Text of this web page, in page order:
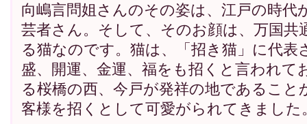
向嶋言問姐さんのその姿は、江戸の時代
芸者さん。そして、そのお顔は、万国共
る猫なのです。猫は、「招き猫」に代表
盛、開運、金運、福をも招くと言われて
る桜橋の西、今戸が発祥の地であること
客様を招くとして可愛がられてきました